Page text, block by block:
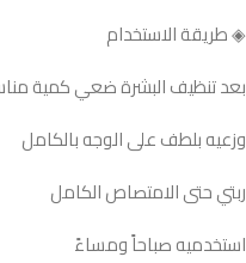
◈ طريقة الاستخدام
بعد تنظيف البشرة ضعي كمية
وزعيه بلطف على الوجه بالكامل
ربتي حتى الامتصاص الكامل
استخدميه صباحاً ومساءً